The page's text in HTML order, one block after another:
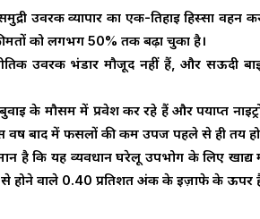
उर्वरक व्यापार का एक-तिहाई हिस्सा
को लगभग 50% तक बढ़ा चुका है।
उर्वरक भंडार मौजूद नहीं हैं, और सऊदी
के मौसम में प्रवेश कर रहे हैं और पर्याप्त
बाद में फसलों की कम उपज पहले से ही तय
है कि यह व्यवधान घरेलू उपभोग के लिए खाद्य
होने वाले 0.40 प्रतिशत अंक के इज़ाफे के ऊपर